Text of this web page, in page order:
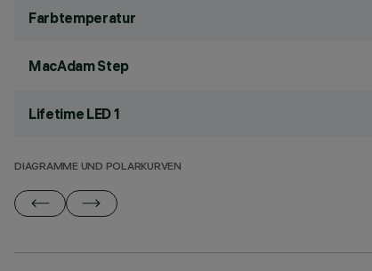
Farbtemperatur
MacAdam Step
Lifetime LED 1
DIAGRAMME UND POLARKURVEN